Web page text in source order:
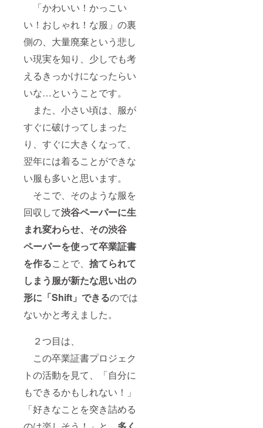
「かわいい！かっこい
い！おしゃれ！な服」の裏
側の、大量廃棄という悲し
い現実を知り、少しでも考
えるきっかけになったらい
いな…ということです。
また、小さい頃は、服が
すぐに破けってしまった
り、すぐに大きくなって、
翌年には着ることができな
い服も多いと思います。
そこで、そのような服を
回収して渋谷ペーパーに生
まれ変わらせ、その渋谷
ペーパーを使って卒業証書
を作ることで、 捨てられて
しまう服が新たな思い出の
形に「Shift」できるのでは
ないかと考えました。
２つ目は、
この卒業証書プロジェク
トの活動を見て、「自分に
もできるかもしれない！」
「好きなことを突き詰める